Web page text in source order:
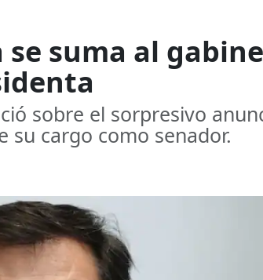
se suma al
sobre el sorpresivo
su cargo como senador.